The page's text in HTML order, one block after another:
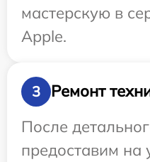
мастерскую в
Apple.
3
Ремонт
После
предоставим на